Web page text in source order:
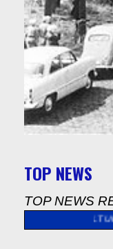
TOP NEWS
TOP NEWS
CULTURA,